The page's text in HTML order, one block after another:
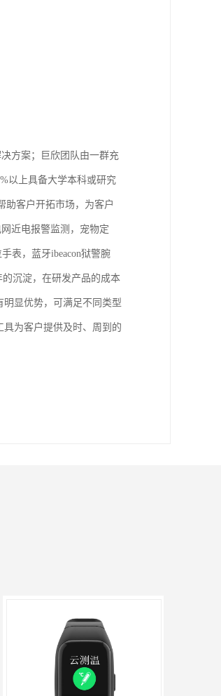
方案；巨欣团队由一群充
以上具备大学本科或研究
助客户开拓市场，为客户
近电报警监测，宠物定
表，蓝牙ibeacon狱警腕
沉淀，在研发产品的成本
显优势，可满足不同类型
为客户提供及时、周到的